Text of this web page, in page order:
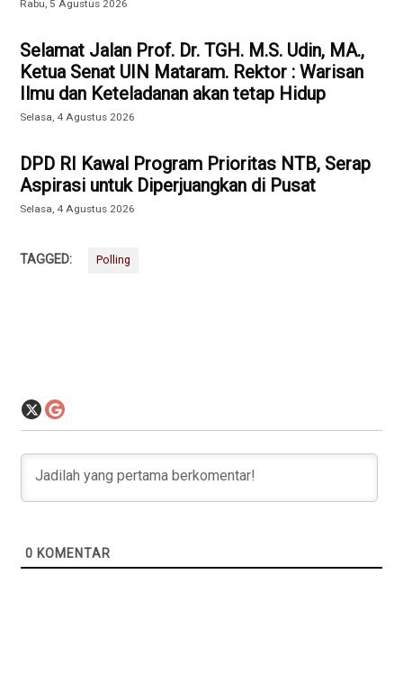
Rabu, 5 Agustus 2026
Selamat Jalan Prof. Dr. TGH. M.S. Udin, MA.,
Ketua Senat UIN Mataram. Rektor : Warisan
Ilmu dan Keteladanan akan tetap Hidup
Selasa, 4 Agustus 2026
DPD RI Kawal Program Prioritas NTB, Serap
Aspirasi untuk Diperjuangkan di Pusat
Selasa, 4 Agustus 2026
TAGGED: Polling
0 KOMENTAR